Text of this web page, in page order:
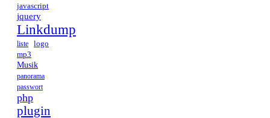
javascript
jquery
Linkdump
liste
logo
mp3
Musik
panorama
passwort
php
plugin